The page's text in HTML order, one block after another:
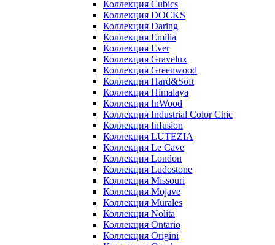
Коллекция Cubics
Коллекция DOCKS
Коллекция Daring
Коллекция Emilia
Коллекция Ever
Коллекция Gravelux
Коллекция Greenwood
Коллекция Hard&Soft
Коллекция Himalaya
Коллекция InWood
Коллекция Industrial Color Chic
Коллекция Infusion
Коллекция LUTEZIA
Коллекция Le Cave
Коллекция London
Коллекция Ludostone
Коллекция Missouri
Коллекция Mojave
Коллекция Murales
Коллекция Nolita
Коллекция Ontario
Коллекция Origini